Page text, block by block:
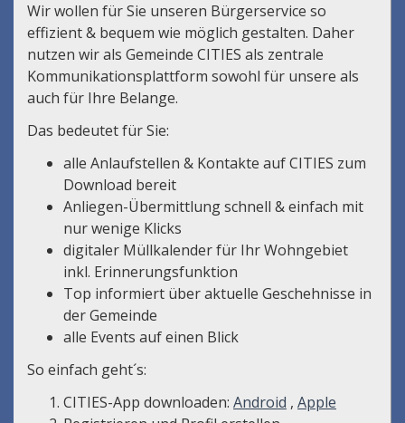
Wir wollen für Sie unseren Bürgerservice so
effizient & bequem wie möglich gestalten. Daher
nutzen wir als Gemeinde CITIES als zentrale
Kommunikationsplattform sowohl für unsere als
auch für Ihre Belange.
Das bedeutet für Sie:
alle Anlaufstellen & Kontakte auf CITIES zum
Download bereit
Anliegen-Übermittlung schnell & einfach mit
nur wenige Klicks
digitaler Müllkalender für Ihr Wohngebiet
inkl. Erinnerungsfunktion
Top informiert über aktuelle Geschehnisse in
der Gemeinde
alle Events auf einen Blick
So einfach geht´s:
CITIES-App downloaden: Android , Apple